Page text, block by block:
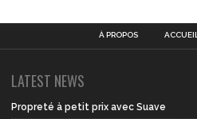
À PROPOS ACCUEIL
LATEST NEWS
Propreté à petit prix avec Suave